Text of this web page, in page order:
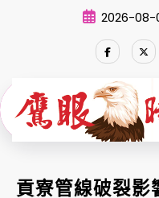
2026-08-
貢寮管線破裂影